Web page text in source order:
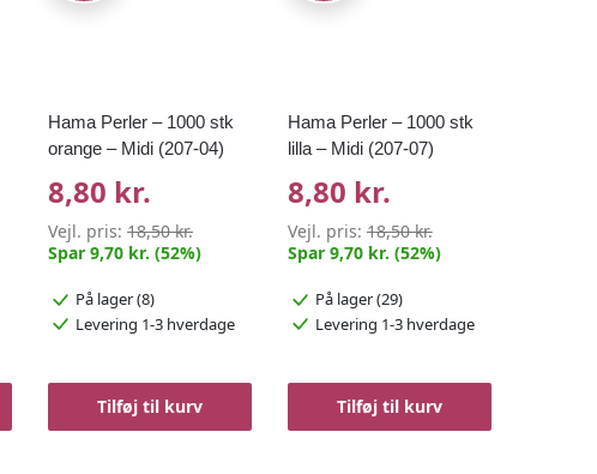
Hama Perler – 1000 stk
orange – Midi (207-04)
8,80 kr.
Vejl. pris:18,50 kr.
Spar 9,70 kr. (52%)
På lager (8)
Levering 1-3 hverdage
Tilføj til kurv
Hama Perler – 1000 stk
lilla – Midi (207-07)
8,80 kr.
Vejl. pris:18,50 kr.
Spar 9,70 kr. (52%)
På lager (29)
Levering 1-3 hverdage
Tilføj til kurv